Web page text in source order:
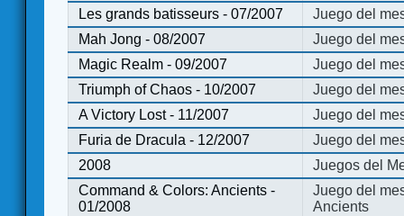
Les grands batisseurs - 07/2007
Juego del
Mah Jong - 08/2007
Juego del
Magic Realm - 09/2007
Juego del
Triumph of Chaos - 10/2007
Juego del
A Victory Lost - 11/2007
Juego del
Furia de Dracula - 12/2007
Juego del
2008
Juegos del
Command & Colors: Ancients -
01/2008
Juego del
Ancients